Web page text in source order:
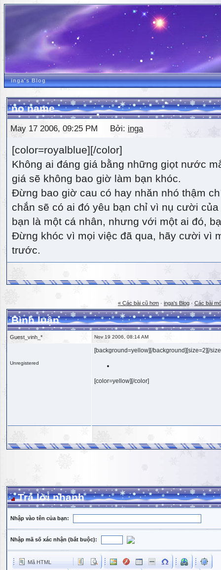
inga's Blog
no name
May 17 2006, 09:25 PM Bởi: inga
[color=royalblue][/color]
Không ai đáng giá bằng những giọt nước
giá sẽ không bao giờ làm bạn khóc.
Đừng bao giờ cau có hay nhăn nhó thậm
chắn sẽ có ai đó yêu bạn chỉ vì nụ cười
bạn là một cá nhân, nhưng với một ai đó,
Đừng khóc vì mọi việc đã qua, hãy cười vì
trước.
« Các bài cũ hơn · inga's Blog · Các bài
Bình luận
Guest_vinh_* Nov 19 2006, 08:14 AM
Unregistered
[background=yellow][/background][size=2][/
[color=yellow][/color]
Trả lời nhanh
Nhập vào tên của bạn:
Nhập mã số xác nhận (bắt buộc):
Mã HTML